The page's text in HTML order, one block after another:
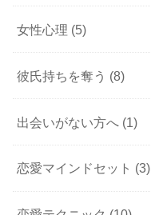
女性心理 (5)
彼氏持ちを奪う (8)
出会いがない方へ (1)
恋愛マインドセット (3)